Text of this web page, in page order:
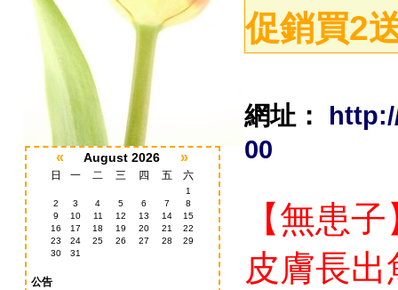
« August 2026 »
日 一 二 三 四 五 六
1
2
3 4 5 6 7
8
9
10 11 12 13 14
15
16
17 18 19 20 21
22
23
24 25 26 27 28
29
30
31
公告
促銷買2
網址：
00
【無患
皮膚長